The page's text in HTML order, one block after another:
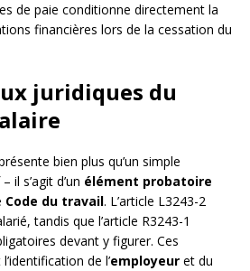
de paie conditionne directement la
financières lors de la cessation du
juridiques du
bien plus qu’un simple
il s’agit d’un élément probatoire
Code du travail. L’article L3243-2
tandis que l’article R3243-1
devant y figurer. Ces
de l’employeur et du